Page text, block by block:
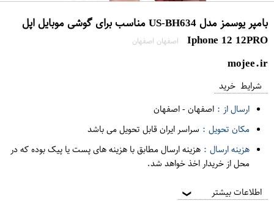
بامپر یوسمز مدل US-BH634 مناسب برای گوشی موبایل اپل
Iphone 12 12PRO
اصفهان اصفهان
mojee.ir
شرایط خرید
ارسال از : اصفهان-اصفهان
مکان تحویل : سراسر ایران قابل تحویل می باشد
هزینه ارسال : هزینه ارسال مطابق با هزینه های پست یا پیک بوده که در
محل از خریدار اخذ خواهد شد.
اطلاعات بیشتر ❯